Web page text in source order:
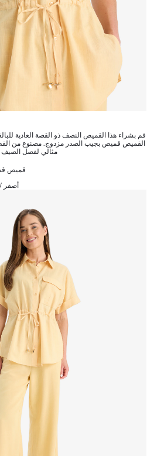
قم بشراء هذا القميص النصف ذو القصة العادية
القميص قميص بجيب الصدر مزدوج. مصنوع من
مثالي لفصل الصيف
قميص
أصفر /